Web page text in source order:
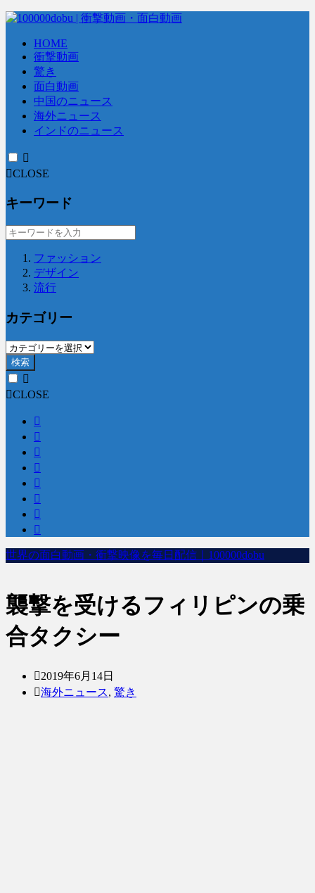
HOME
衝撃動画
驚き
面白動画
中国のニュース
海外ニュース
インドのニュース
CLOSE
キーワード
ファッション
デザイン
流行
カテゴリー
検索
CLOSE
世界の面白動画・衝撃映像を毎日配信｜100000dobu
襲撃を受けるフィリピンの乗
合タクシー
2019年6月14日
海外ニュース, 驚き